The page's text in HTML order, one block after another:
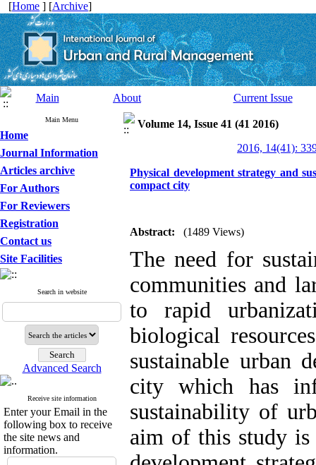
[Home ] [Archive]
Main About Current Issue
Main Menu
Home
Journal Information
Articles archive
For Authors
For Reviewers
Registration
Contact us
Site Facilities
Search in website
Advanced Search
Receive site information
Enter your Email in the
following box to receive
the site news and
information.
Volume 14, Issue 41 (41 2016)
2016, 14(41):
Physical development strategy and
compact city
Abstract: (1489 Views)
The need for
communities and
to rapid
biological
sustainable urban
city which has
sustainability of
aim of this study is